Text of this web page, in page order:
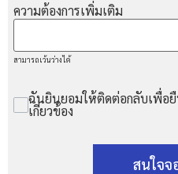
ความต้องการเพิ่มเติม
สามารถเว้นว่างได้
ฉันยินยอมให้ติดต่อกลับเพื่อ
เกี่ยวข้อง
สนใจจ